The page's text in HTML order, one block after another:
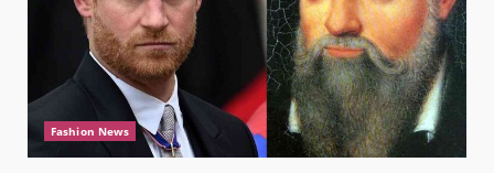
Fashion News